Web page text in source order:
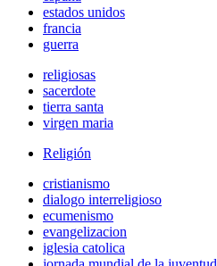
estados unidos
francia
guerra
religiosas
sacerdote
tierra santa
virgen maria
Religión
cristianismo
dialogo interreligioso
ecumenismo
evangelizacion
iglesia catolica